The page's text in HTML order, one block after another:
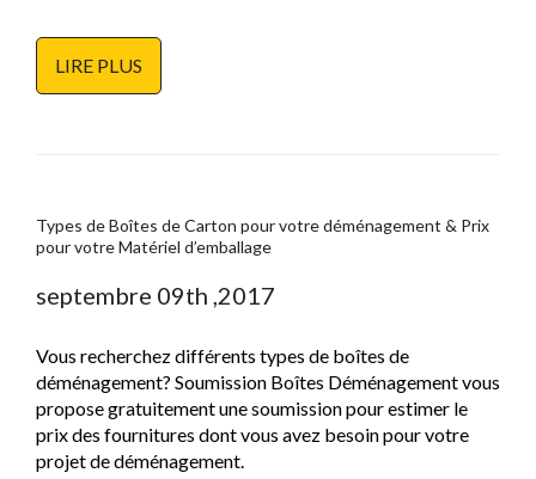
LIRE PLUS
Types de Boîtes de Carton pour votre déménagement & Prix
pour votre Matériel d’emballage
septembre 09th ,2017
Vous recherchez différents types de boîtes de
déménagement? Soumission Boîtes Déménagement vous
propose gratuitement une soumission pour estimer le
prix des fournitures dont vous avez besoin pour votre
projet de déménagement.